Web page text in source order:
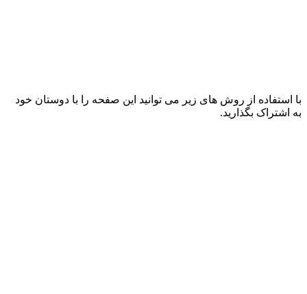
با استفاده از روش های زیر می توانید این صفحه را با دوستان خود
به اشتراک بگذارید.